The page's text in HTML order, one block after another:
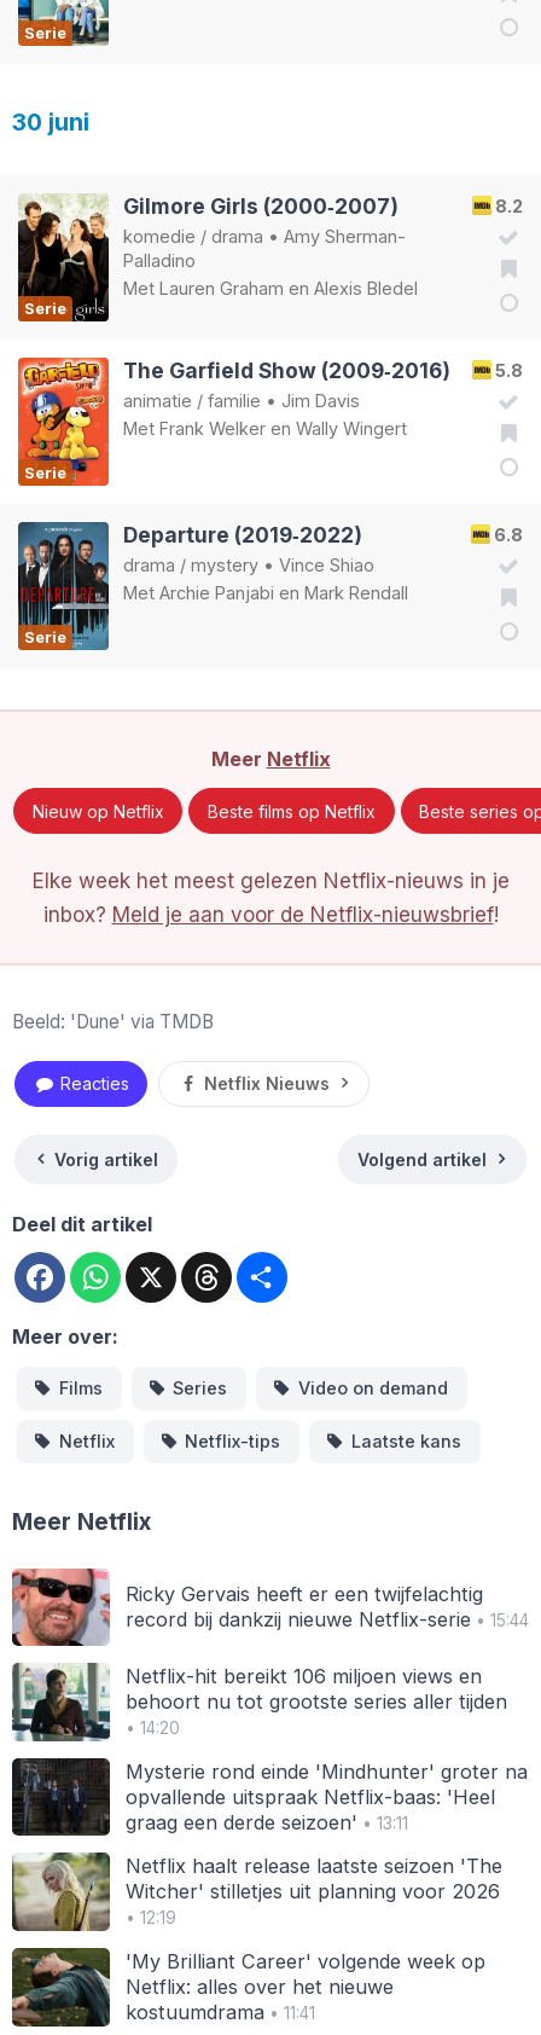
Serie
30 juni
Serie
8.2
Gilmore Girls (2000‑2007)
komedie / drama • Amy Sherman-
Palladino
Met Lauren Graham en Alexis Bledel
Serie
5.8
The Garfield Show (2009‑2016)
animatie / familie • Jim Davis
Met Frank Welker en Wally Wingert
Serie
6.8
Departure (2019‑2022)
drama / mystery • Vince Shiao
Met Archie Panjabi en Mark Rendall
Meer Netflix
Nieuw op Netflix Beste films op Netflix Beste series
Elke week het meest gelezen Netflix-nieuws in je
inbox? Meld je aan voor de Netflix-nieuwsbrief!
Beeld: 'Dune' via TMDB
Reacties Netflix Nieuws
Vorig artikel Volgend artikel
Deel dit artikel
FacebookWhatsApp
X Threads
Meer over:
Films Series Video on demand
Netflix Netflix-tips Laatste kans
Meer Netflix
Ricky Gervais heeft er een twijfelachtig
record bij dankzij nieuwe Netflix-serie • 15:44
Netflix-hit bereikt 106 miljoen views en
behoort nu tot grootste series aller tijden
• 14:20
Mysterie rond einde 'Mindhunter' groter na
opvallende uitspraak Netflix-baas: 'Heel
graag een derde seizoen' • 13:11
Netflix haalt release laatste seizoen 'The
Witcher' stilletjes uit planning voor 2026
• 12:19
'My Brilliant Career' volgende week op
Netflix: alles over het nieuwe
kostuumdrama• 11:41